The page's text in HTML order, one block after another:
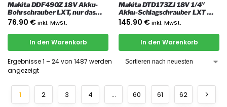
Makita DDF490Z 18V Akku-
Bohrschrauber LXT, nur das
Gerät
76.90 €inkl. MwSt.
In den Warenkorb
Makita DTD173ZJ 18V 1/4″
Akku-Schlagschrauber LXT mit
Koffer
145.90 €inkl. MwSt.
In den Warenkorb
Ergebnisse 1 – 24 von 1487 werden
angezeigt
1 2 3 4 … 60 61 62